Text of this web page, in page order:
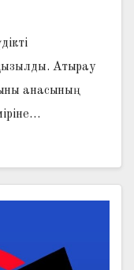
Атырау
анасының